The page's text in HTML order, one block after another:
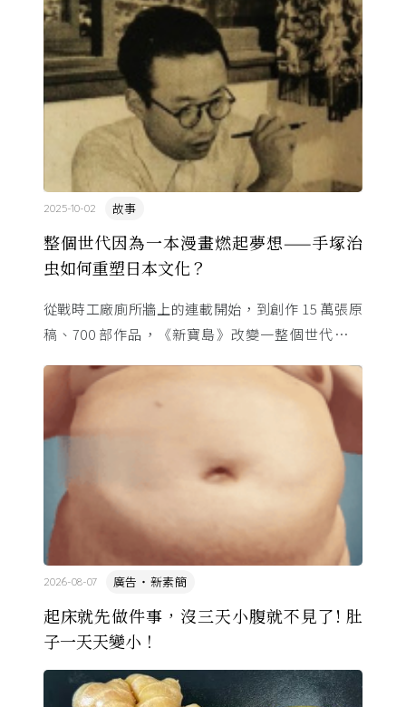
整個世代因為一本漫畫燃起夢想——手塚治
虫如何重塑日本文化？
故事
2025-10-02
從戰時工廠廁所牆上的連載開始，到創作 15 萬張原
稿、700 部作品，《新寶島》改變一整個世代的命
改寫日本的文化 ...
起床就先做件事，沒三天小腹就不見了! 肚
子一天天變小！
廣告・新素簡
2026-08-07